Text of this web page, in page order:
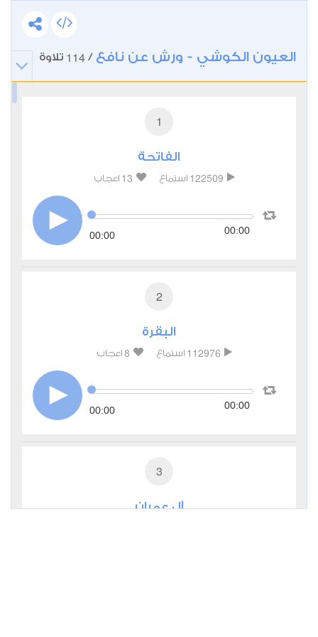
العيون الكوشي - ورش عن نافع /
114 تلاوة
1
الفاتحة
122509 استماع 13 اعجاب
00:00 00:00
2
البقرة
112976 استماع 8 اعجاب
00:00 00:00
3
آل عمران